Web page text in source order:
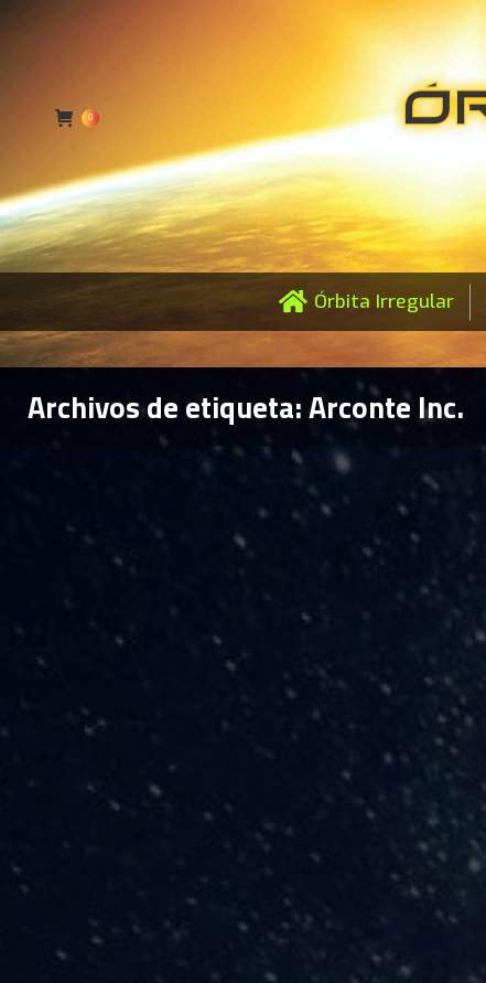
0
Órbita Irregular
Archivos de etiqueta:Arconte Inc.
Salud Abimael 3 enero, 2019
La conspiración de la salud es parte de una agenda de
es negocio.